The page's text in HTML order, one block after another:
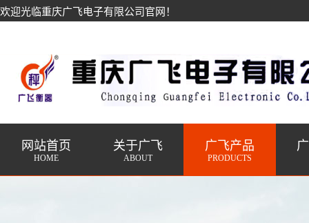
欢迎光临重庆广飞电子有限公司官网！
网站首页
HOME
关于广飞
ABOUT
广飞产品
PRODUCTS